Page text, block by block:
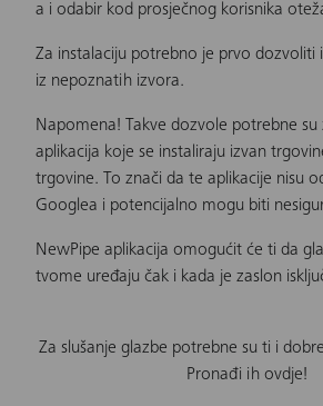
a i odabir kod prosječnog korisnika
Za instalaciju potrebno je prvo dozvoliti
iz nepoznatih izvora.
Napomena! Takve dozvole potrebne su
aplikacija koje se instaliraju izvan
trgovine. To znači da te aplikacije nisu
Googlea i potencijalno mogu biti
NewPipe aplikacija omogućit će ti da
tvome uređaju čak i kada je zaslon
Za slušanje glazbe potrebne su ti i
Pronađi ih ovdje!